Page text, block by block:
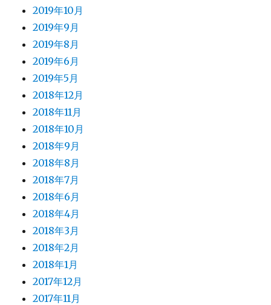
2019年10月
2019年9月
2019年8月
2019年6月
2019年5月
2018年12月
2018年11月
2018年10月
2018年9月
2018年8月
2018年7月
2018年6月
2018年4月
2018年3月
2018年2月
2018年1月
2017年12月
2017年11月